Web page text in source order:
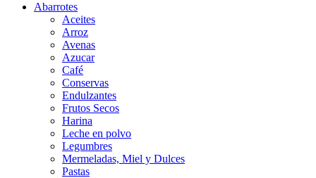
Abarrotes
Aceites
Arroz
Avenas
Azucar
Café
Conservas
Endulzantes
Frutos Secos
Harina
Leche en polvo
Legumbres
Mermeladas, Miel y Dulces
Pastas